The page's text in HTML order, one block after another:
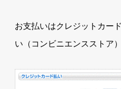
お支払いはクレジットカー
い（コンビニエンスストア